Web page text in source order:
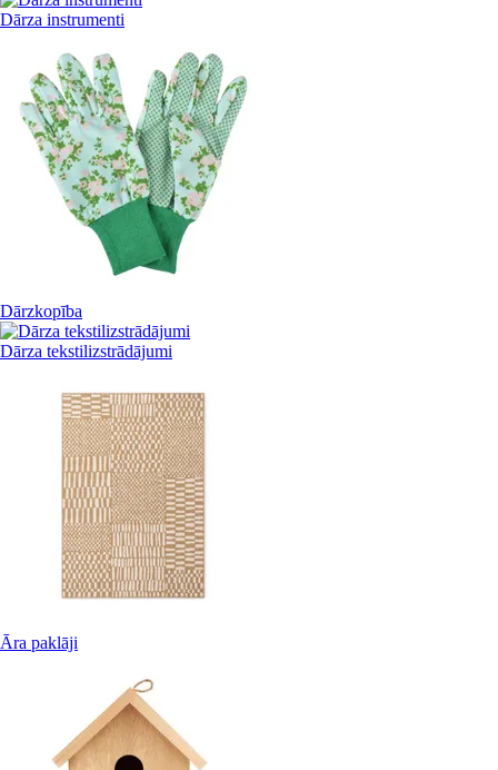
Dārza instrumenti
Dārzkopība
Dārza tekstilizstrādājumi
Āra paklāji